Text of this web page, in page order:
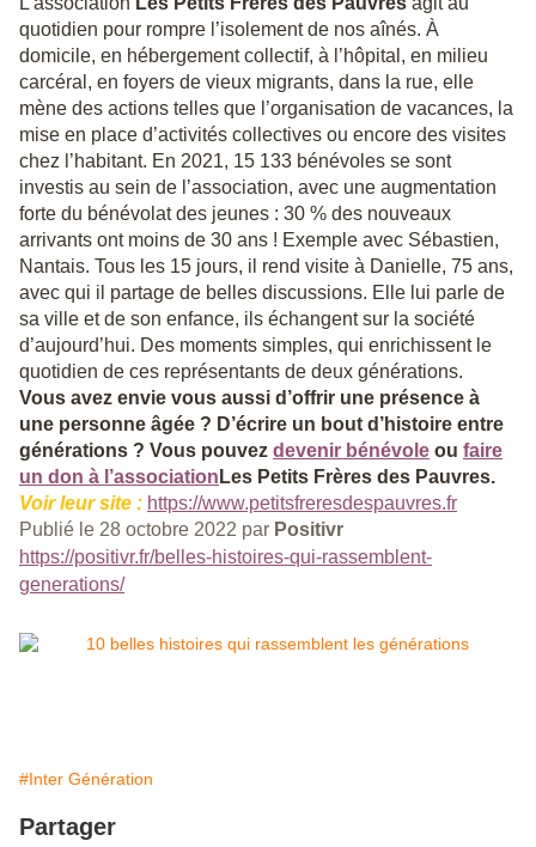
quotidien pour rompre l’isolement de nos aînés. À
domicile, en hébergement collectif, à l’hôpital, en milieu
carcéral, en foyers de vieux migrants, dans la rue, elle
mène des actions telles que l’organisation de vacances, la
mise en place d’activités collectives ou encore des visites
chez l’habitant. En 2021, 15 133 bénévoles se sont
investis au sein de l’association, avec une augmentation
forte du bénévolat des jeunes : 30 % des nouveaux
arrivants ont moins de 30 ans ! Exemple avec Sébastien,
Nantais. Tous les 15 jours, il rend visite à Danielle, 75 ans,
avec qui il partage de belles discussions. Elle lui parle de
sa ville et de son enfance, ils échangent sur la société
d’aujourd’hui. Des moments simples, qui enrichissent le
quotidien de ces représentants de deux générations.
Vous avez envie vous aussi d’offrir une présence à
une personne âgée ? D’écrire un bout d’histoire entre
générations ? Vous pouvez devenir bénévole ou faire
un don à l’association Les Petits Frères des Pauvres.
Voir leur site : https://www.petitsfreresdespauvres.fr
Publié le 28 octobre 2022 par Positivr
https://positivr.fr/belles-histoires-qui-rassemblent-
generations/
#Inter Génération
Partager